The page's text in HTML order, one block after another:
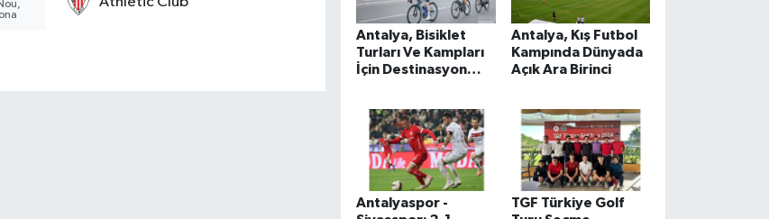
Antalya, Bisiklet
Turları Ve Kampları
İçin Destinasyon
Antalya, Kış Futbol
Kampında Dünyada
Açık Ara Birinci
Antalyaspor -
TGF Türkiye Golf